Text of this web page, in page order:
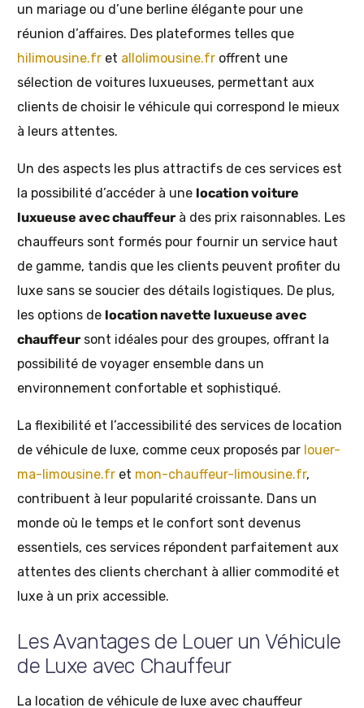
un mariage ou d’une berline élégante pour une
réunion d’affaires. Des plateformes telles que
hilimousine.fr et allolimousine.fr offrent une
sélection de voitures luxueuses, permettant aux
clients de choisir le véhicule qui correspond le mieux
à leurs attentes.
Un des aspects les plus attractifs de ces services est
la possibilité d’accéder à une location voiture
luxueuse avec chauffeur à des prix raisonnables. Les
chauffeurs sont formés pour fournir un service haut
de gamme, tandis que les clients peuvent profiter du
luxe sans se soucier des détails logistiques. De plus,
les options de location navette luxueuse avec
chauffeur sont idéales pour des groupes, offrant la
possibilité de voyager ensemble dans un
environnement confortable et sophistiqué.
La flexibilité et l’accessibilité des services de location
de véhicule de luxe, comme ceux proposés par louer-
ma-limousine.fr et mon-chauffeur-limousine.fr,
contribuent à leur popularité croissante. Dans un
monde où le temps et le confort sont devenus
essentiels, ces services répondent parfaitement aux
attentes des clients cherchant à allier commodité et
luxe à un prix accessible.
Les Avantages de Louer un Véhicule
de Luxe avec Chauffeur
La location de véhicule de luxe avec chauffeur